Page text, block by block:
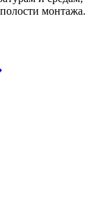
монтажа.